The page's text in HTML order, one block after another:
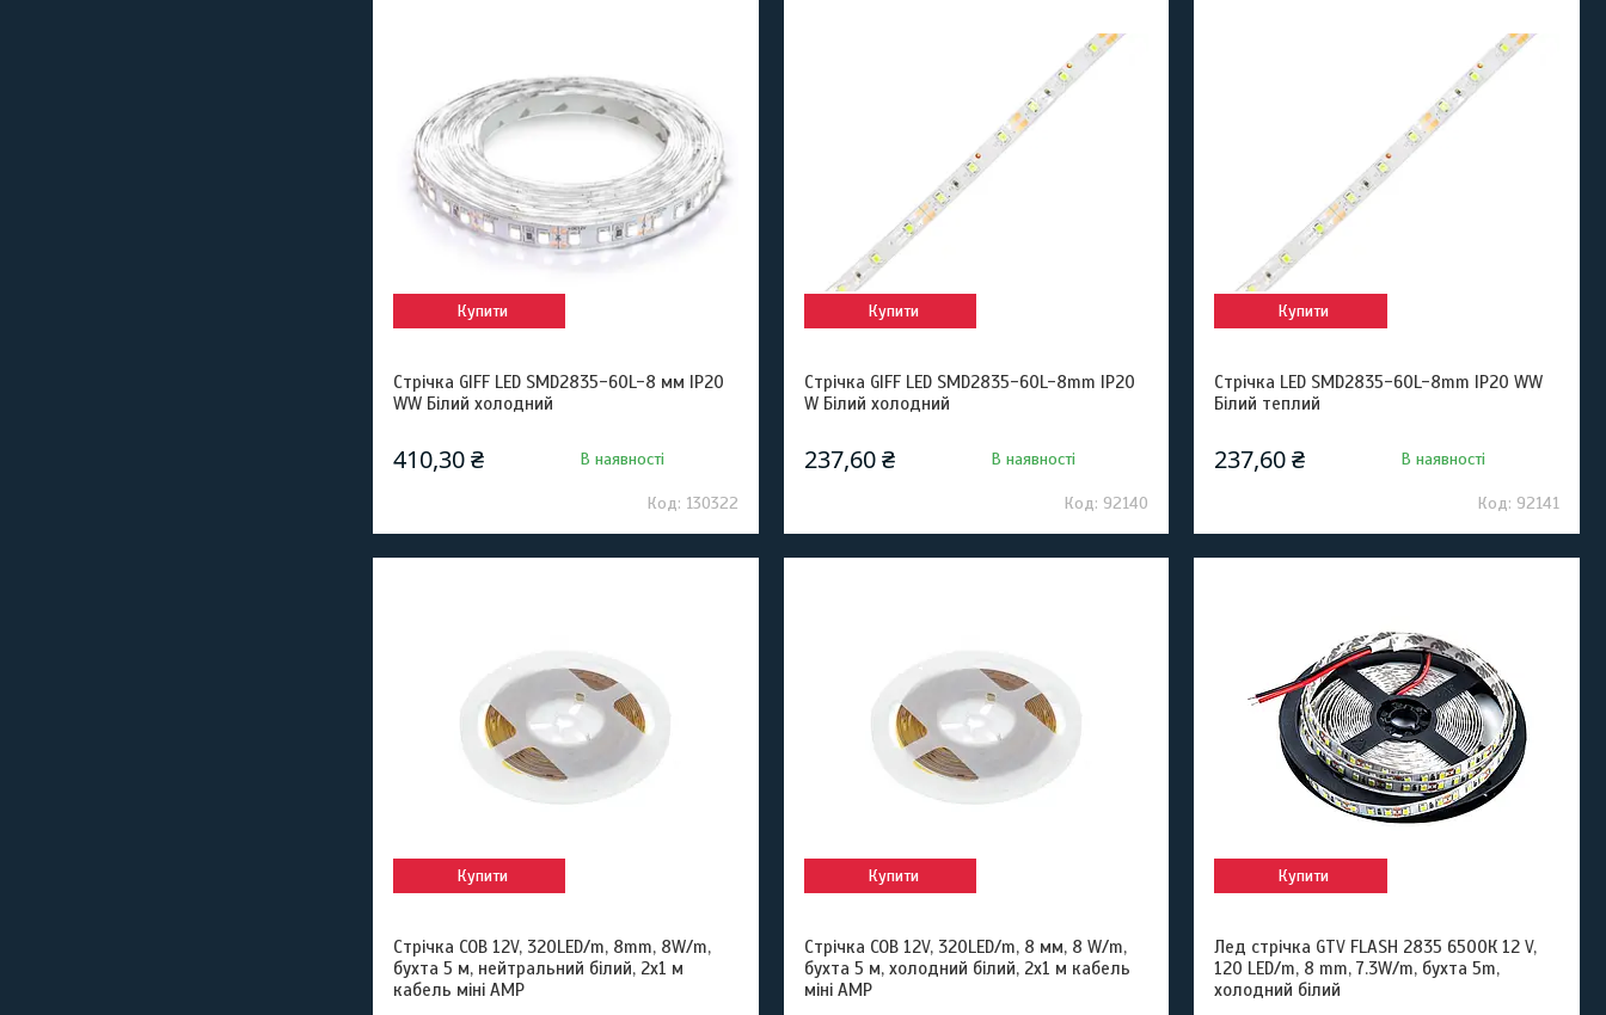
Купити
Стрічка GIFF LED SMD2835-60L-8 мм IP20
WW Білий холодний
410,30 ₴ В наявності
130322
Купити
Стрічка GIFF LED SMD2835-60L-8mm IP20
W Білий холодний
237,60 ₴ В наявності
92140
Купити
Стрічка LED SMD2835-60L-8mm IP20 WW
Білий теплий
237,60 ₴ В наявності
92141
Купити
Стрічка COB 12V, 320LED/m, 8mm, 8W/m,
бухта 5 м, нейтральний білий, 2x1 м
кабель міні AMP
Купити
Cтрічка COB 12V, 320LED/m, 8 мм, 8 W/m,
бухта 5 м, холодний білий, 2x1 м кабель
міні AMP
Купити
Лед стрічка GTV FLASH 2835 6500К 12 V,
120 LED/m, 8 mm, 7.3W/m, бухта 5m,
холодний білий